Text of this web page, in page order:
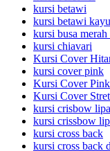
kursi betawi
kursi betawi kayu
kursi busa
kursi chiavari
Kursi Cover
kursi cover pink
Kursi Cover
Kursi Cover
kursi crisbow
kursi crissbow
kursi cross back
kursi cross back